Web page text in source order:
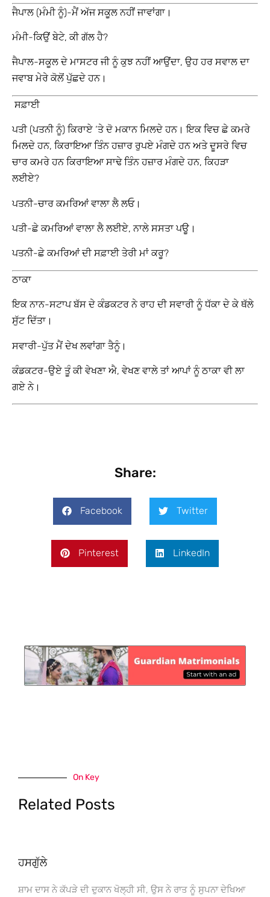
ਜੈਪਾਲ (ਮੰਮੀ ਨੂੰ)-ਮੈਂ ਅੱਜ ਸਕੂਲ ਨਹੀਂ ਜਾਵਾਂਗਾ।
ਮੰਮੀ-ਕਿਉਂ ਬੇਟੇ, ਕੀ ਗੱਲ ਹੈ?
ਜੈਪਾਲ-ਸਕੂਲ ਦੇ ਮਾਸਟਰ ਜੀ ਨੂੰ ਕੁਝ ਨਹੀਂ ਆਉਂਦਾ, ਉਹ ਹਰ ਸਵਾਲ ਦਾ
ਜਵਾਬ ਮੇਰੇ ਕੋਲੋਂ ਪੁੱਛਦੇ ਹਨ।
ਸਫ਼ਾਈ
ਪਤੀ (ਪਤਨੀ ਨੂੰ) ਕਿਰਾਏ ‘ਤੇ ਦੋ ਮਕਾਨ ਮਿਲਦੇ ਹਨ। ਇਕ ਵਿਚ ਛੇ ਕਮਰੇ
ਮਿਲਦੇ ਹਨ, ਕਿਰਾਇਆ ਤਿੰਨ ਹਜ਼ਾਰ ਰੁਪਏ ਮੰਗਦੇ ਹਨ ਅਤੇ ਦੂਸਰੇ ਵਿਚ
ਚਾਰ ਕਮਰੇ ਹਨ ਕਿਰਾਇਆ ਸਾਢੇ ਤਿੰਨ ਹਜ਼ਾਰ ਮੰਗਦੇ ਹਨ, ਕਿਹੜਾ
ਲਈਏ?
ਪਤਨੀ-ਚਾਰ ਕਮਰਿਆਂ ਵਾਲਾ ਲੈ ਲਓ।
ਪਤੀ-ਛੇ ਕਮਰਿਆਂ ਵਾਲਾ ਲੈ ਲਈਏ, ਨਾਲੇ ਸਸਤਾ ਪਊ।
ਪਤਨੀ-ਛੇ ਕਮਰਿਆਂ ਦੀ ਸਫ਼ਾਈ ਤੇਰੀ ਮਾਂ ਕਰੂ?
ਠਾਕਾ
ਇਕ ਨਾਨ-ਸਟਾਪ ਬੱਸ ਦੇ ਕੰਡਕਟਰ ਨੇ ਰਾਹ ਦੀ ਸਵਾਰੀ ਨੂੰ ਧੱਕਾ ਦੇ ਕੇ ਥੱਲੇ
ਸੁੱਟ ਦਿੱਤਾ।
ਸਵਾਰੀ-ਪੁੱਤ ਮੈਂ ਦੇਖ ਲਵਾਂਗਾ ਤੈਨੂੰ।
ਕੰਡਕਟਰ-ਉਏ ਤੂੰ ਕੀ ਵੇਖਣਾ ਐ, ਵੇਖਣ ਵਾਲੇ ਤਾਂ ਆਪਾਂ ਨੂੰ ਠਾਕਾ ਵੀ ਲਾ
ਗਏ ਨੇ।
Share:
Facebook Twitter
Pinterest LinkedIn
On Key
Related Posts
ਹਸਗੁੱਲੇ
ਸ਼ਾਮ ਦਾਸ ਨੇ ਕੱਪੜੇ ਦੀ ਦੁਕਾਨ ਖੋਲ੍ਹੀ ਸੀ, ਉਸ ਨੇ ਰਾਤ ਨੂੰ ਸੁਪਨਾ ਦੇਖਿਆ